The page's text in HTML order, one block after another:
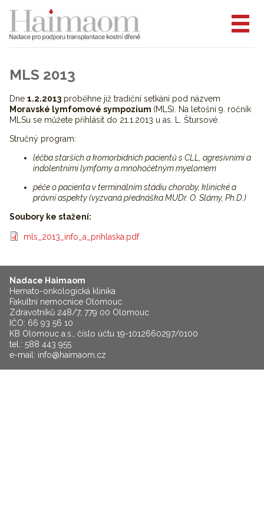
MLS 2013
Dne 1.2.2013 proběhne již tradiční setkání pod názvem
Moravské lymfomové sympozium (MLS). Na letošní 9. ročník
MLSu se můžete přihlásit do 21.1.2013 u as. L. Štursové.
Stručný program:
léčba starších a komorbidních pacientů s CLL, agresivními a
indolentními lymfomy a mnohočetným myelomem
péče o pacienta v terminálním stádiu choroby, klinické a
právní aspekty (vyzvaná přednáška MUDr. O. Slámy, Ph.D.)
Soubory ke stažení:
mls_2013_info_a_prihlaska.pdf
Nadace Haimaom
Hemato-onkologická klinika
Fakultní nemocnice Olomouc
Zdravotníků 248/7, 779 00 Olomouc
IČO: 66 93 56 10
KB Olomouc a.s., číslo účtu 19-1012660297/0100
tel.: 588 443 955
e-mail: info@haimaom.cz